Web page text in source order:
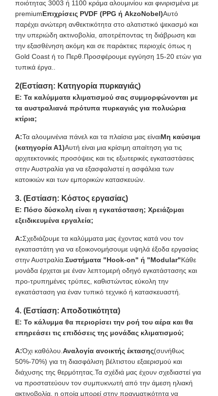
ποιότητας 3003 ή 1100 κράμα αλουμινίου και φινιρισμένα με
premiumΕπιχρίσεις PVDF (PPG ή AkzoNobel)Αυτό
παρέχει ανώτερη ανθεκτικότητα στο αλατιστικό ψεκασμό και
την υπεριώδη ακτινοβολία, αποτρέποντας τη διάβρωση και
την εξασθένηση ακόμη και σε παράκτιες περιοχές όπως η
Gold Coast ή το Περθ.Προσφέρουμε εγγύηση 15-20 ετών για
τυπικά έργα..
2(Εστίαση: Κατηγορία πυρκαγιάς)
Ε: Τα καλύμματα κλιματισμού σας συμμορφώνονται με
τα αυστραλιανά πρότυπα πυρκαγιάς για πολυώρια
κτίρια;
Α:Τα αλουμινένια πάνελ και τα πλαίσια μας είναιΜη καύσιμα
(κατηγορία Α1)Αυτή είναι μια κρίσιμη απαίτηση για τις
αρχιτεκτονικές προσόψεις και τις εξωτερικές εγκαταστάσεις
στην Αυστραλία για να εξασφαλιστεί η ασφάλεια των
κατοικιών και των εμπορικών κατασκευών.
3. (Εστίαση: Κόστος εργασίας)
Ε: Πόσο δύσκολη είναι η εγκατάσταση; Χρειάζομαι
εξειδικευμένα εργαλεία;
Α:Σχεδιάζουμε τα καλύμματα μας έχοντας κατά νου τον
εγκαταστάτη για να εξοικονομήσουμε υψηλά έξοδα εργασίας
στην Αυστραλία.Συστήματα "Hook-on" ή "Modular"Κάθε
μονάδα έρχεται με έναν λεπτομερή οδηγό εγκατάστασης και
προ-τρυπημένες τρύπες, καθιστώντας εύκολη την
εγκατάσταση για έναν τυπικό τεχνικό ή κατασκευαστή.
4. (Εστίαση: Αποδοτικότητα)
Ε: Το κάλυμμα θα περιορίσει την ροή του αέρα και θα
επηρεάσει τις επιδόσεις της μονάδας κλιματισμού;
Α:Όχι καθόλου.Αναλογία ανοικτής έκτασης(συνήθως
50%-70%) για τη διασφάλιση βέλτιστου εξαερισμού και
διάχυσης της θερμότητας.Τα σχέδιά μας έχουν σχεδιαστεί για
να προστατεύουν τον συμπυκνωτή από την άμεση ηλιακή
ακτινοβολία, η οποία μπορεί στην πραγματικότητα να